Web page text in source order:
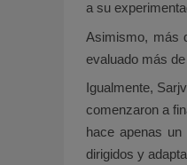
a su
Asimismo, más
evaluado más
Igualmente,
comenzaron a
hace apenas
dirigidos y